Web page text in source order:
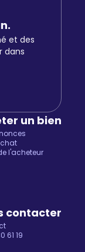
et des
dans
un bien
l'acheteur
contacter
61 19